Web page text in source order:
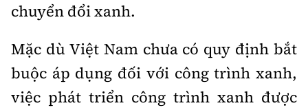
chuyển đổi xanh.
Mặc dù Việt Nam chưa có quy định bắt
buộc áp dụng đối với công trình xanh,
việc phát triển công trình xanh được